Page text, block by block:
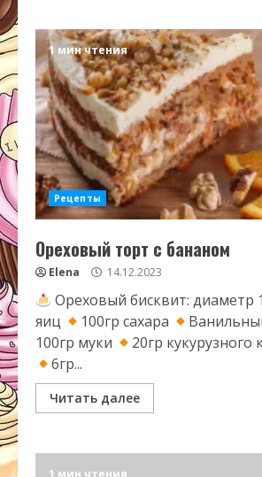
1 мин чтения
Рецепты
Ореховый торт с бананом
Elena 14.12.2023
Ореховый бисквит: диаметр
яиц
100гр сахара
100гр муки
20гр кукурузного
6гр...
Читать далее
1 мин чтения